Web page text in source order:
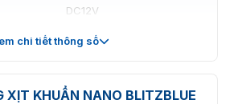
khử trùng cầm tay Blitzblue Q7-01
DC12V
2 giờ
3 giờ
chi tiết thông số
XỊT KHUẨN NANO BLITZBLUE